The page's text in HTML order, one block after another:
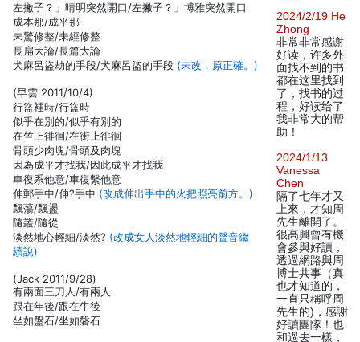
左撇子？」晴明突然開口/左撇子？」博雅突然開口
成本那/成平那
未驚修整/未經修整
長扁大論/長篇大論
犬麻呂盜劫的手段/犬麻呂盜的手段 (未改，原正確。)
(早雲 2011/10/4)
行盜裡時/行盜時
似乎在別的/似乎有別的
在竺上徘徊/在街上徘徊
骨頭少肉塊/骨頭及肉塊
因為成平才找我/因此成平才找我
車復系他意/車復繫他意
伸郵手中/伸?手中 (改成伸出手中的火把照亮前方。)
飄蕩/飄盪
隨叢/隨從
淡然地心輕細/淡然? (改成女人淡然地輕細的聲音繼
續說)
(Jack 2011/9/28)
有兩面三刀人/有兩人
跟在年後/跟在牛後
坐如盤石/坐如磐石
2024/2/19 He
Zhong
非常非常感谢
好读，许多外
面找不到的书
都在这里找到
了，找书的过
程，好读给了
我非常大的帮
助！
2024/1/13
Vanessa
Chen
隔了七年才又
上來，才知周
先生離開了。
很高興曾有機
會參與好讀，
透過網路與周
博士共事（真
也才知道的，
一直只稱呼周
先生的)，感謝
好讀團隊！也
和過去一樣，